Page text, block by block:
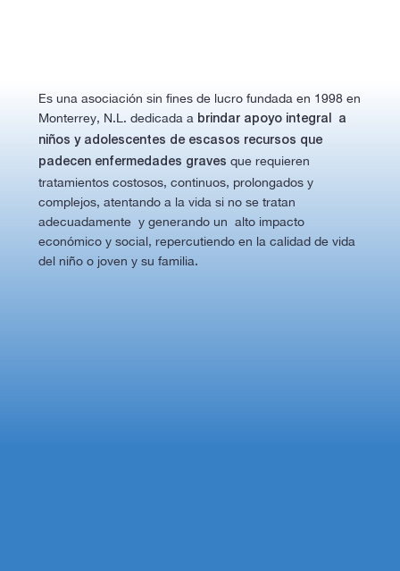
Es una asociación sin fines de lucro fundada en 1998 en
Monterrey, N.L. dedicada a brindar apoyo integral a
niños y adolescentes de escasos recursos que
padecen enfermedades graves que requieren
tratamientos costosos, continuos, prolongados y
complejos, atentando a la vida si no se tratan
adecuadamente y generando un alto impacto
económico y social, repercutiendo en la calidad de vida
del niño o joven y su familia.